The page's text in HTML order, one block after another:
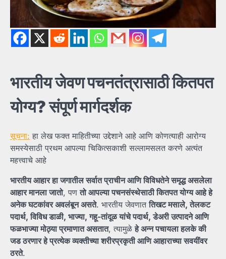
भारतीयजेवणपचनतंत्रासाठीकितपत
योग्य?संपूर्णमार्गदर्शक
सूचना: हा लेख फक्त माहितीच्या उद्देशाने आहे आणि कोणत्याही आरोग्य
समस्येसाठी प्रथम आपल्या चिकित्सकाशी सल्लामसलत करणे अत्यंत
महत्त्वाचे आहे
भारतीयआहारहाजगातीलसर्वातप्राचीनआणिविविधतेनेसमृद्धअसलेला
आहारमानलाजातो, पणतोआपल्यापचनसंस्थेसाठीकितपतयोग्यआहेहे
अनेकघटकांवरअवलंबूनअसते. भारतीय जेवणाततिखटमसाले,तेलकट
पदार्थ,विविधडाळी, भाज्या,गहू-तांदूळयांचेपदार्थ,डेअरीउत्पादनेआणि
फळभाज्यामोठ्याप्रमाणातअसतात, त्यामुळेहेअन्नपचायलाहलकेकी
जडठरणारहेप्रत्येकव्यक्तीच्याशरीरप्रकृतीआणिआहाराच्यासवयींवर
ठरते.